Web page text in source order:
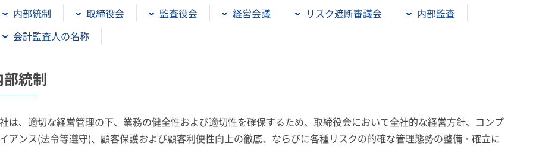
内部統制 取締役会 監査役会 経営会議 リスク遮断審議会
内部監査
会計監査人の名称
部統制
は、適切な経営管理の下、業務の健全性および適切性を確保するため、取締役会において全社的な経営方針、コンプ
アンス(法令等遵守)、顧客保護および顧客利便性向上の徹底、ならびに各種リスクの的確な管理態勢の整備・確立に